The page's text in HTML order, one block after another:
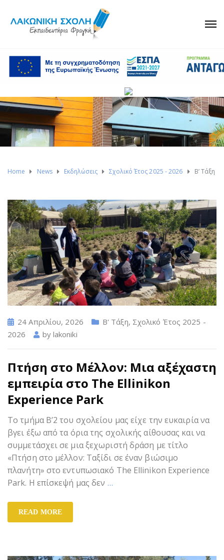
Home News Εκδηλώσεις Σχολικό Έτος 2025 - 2026 Β’ Τάξη
24 Απριλίου, 2026 Β' Τάξη, Σχολικό Έτος 2025 -
2026
by lakoniki
Πτήση στο Μέλλον: Μια αξέχαστη
εμπειρία στο The Ellinikon
Experience Park
Το τμήμα Β’2 του σχολείου μας είχε την ευκαιρία να
βγει έξω από τα όρια της σχολικής αίθουσας και να
συμμετάσχει σε μια ξεχωριστή δράση με τίτλο
«Πτήση στο μέλλον: Ταξίδι σε έναν βιώσιμο
πλανήτη» στο εντυπωσιακό The Ellinikon Experience
Park. Η επίσκεψή μας δεν …
READ MORE